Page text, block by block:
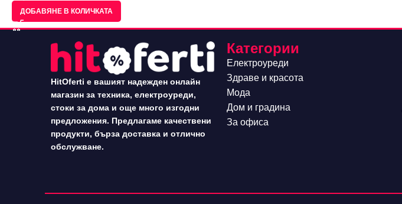
ДОБАВЯНЕ В КОЛИЧКАТА
HitOferti е вашият надежден онлайн
магазин за техника, електроуреди,
стоки за дома и още много изгодни
предложения. Предлагаме качествени
продукти, бърза доставка и отлично
обслужване.
Категории
Електроуреди
Здраве и красота
Мода
Дом и градина
За офиса